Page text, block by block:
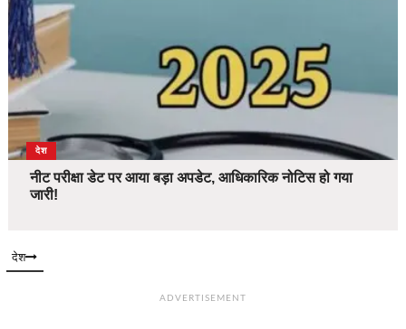
देश
नीट परीक्षा डेट पर आया बड़ा अपडेट, आधिकारिक नोटिस हो गया
जारी!
देश
ADVERTISEMENT